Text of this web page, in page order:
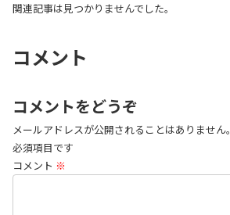
関連記事は見つかりませんでした。
コメント
コメントをどうぞ
メールアドレスが公開されることはありません。
必須項目です
コメント ※